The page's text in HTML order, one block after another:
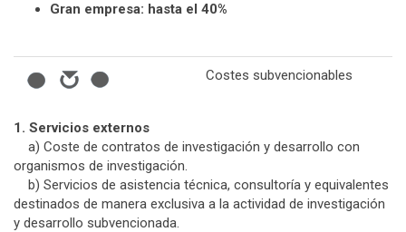
Gran empresa: hasta el 40%
Costes subvencionables
1. Servicios externos
a) Coste de contratos de investigación y desarrollo con
organismos de investigación.
b) Servicios de asistencia técnica, consultoría y equivalentes
destinados de manera exclusiva a la actividad de investigación
y desarrollo subvencionada.